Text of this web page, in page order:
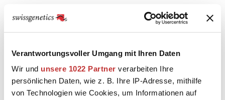
Verantwortungsvoller Umgang mit Ihren Daten
Wir und unsere 1022 Partner verarbeiten Ihre
persönlichen Daten, wie z. B. Ihre IP-Adresse, mithilfe
von Technologien wie Cookies, um Informationen auf